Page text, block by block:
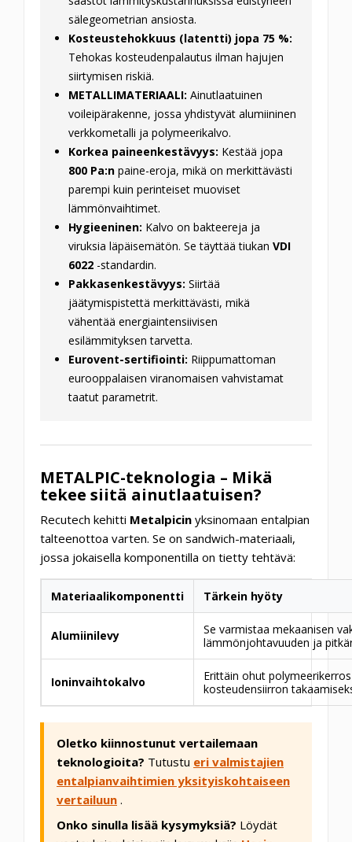
sälegeometrian ansiosta.
Kosteustehokkuus (latentti) jopa 75 %:
Tehokas kosteudenpalautus ilman hajujen
siirtymisen riskiä.
METALLIMATERIAALI: Ainutlaatuinen
voileipärakenne, jossa yhdistyvät alumiininen
verkkometalli ja polymeerikalvo.
Korkea paineenkestävyys: Kestää jopa
800 Pa:n paine-eroja, mikä on merkittävästi
parempi kuin perinteiset muoviset
lämmönvaihtimet.
Hygieeninen: Kalvo on bakteereja ja
viruksia läpäisemätön. Se täyttää tiukan VDI
6022 -standardin.
Pakkasenkestävyys: Siirtää
jäätymispistettä merkittävästi, mikä
vähentää energiaintensiivisen
esilämmityksen tarvetta.
Eurovent-sertifiointi: Riippumattoman
eurooppalaisen viranomaisen vahvistamat
taatut parametrit.
METALPIC-teknologia – Mikä
tekee siitä ainutlaatuisen?
Recutech kehitti Metalpicin yksinomaan entalpian
talteenottoa varten. Se on sandwich-materiaali,
jossa jokaisella komponentilla on tietty tehtävä:
Materiaalikomponentti Tärkein hyöty
Alumiinilevy
Se varmistaa mekaanisen
lämmönjohtavuuden ja
Ioninvaihtokalvo
Erittäin ohut
kosteudensiirron
Oletko kiinnostunut vertailemaan
teknologioita? Tutustu eri valmistajien
entalpianvaihtimien yksityiskohtaiseen
vertailuun .
Onko sinulla lisää kysymyksiä? Löydät